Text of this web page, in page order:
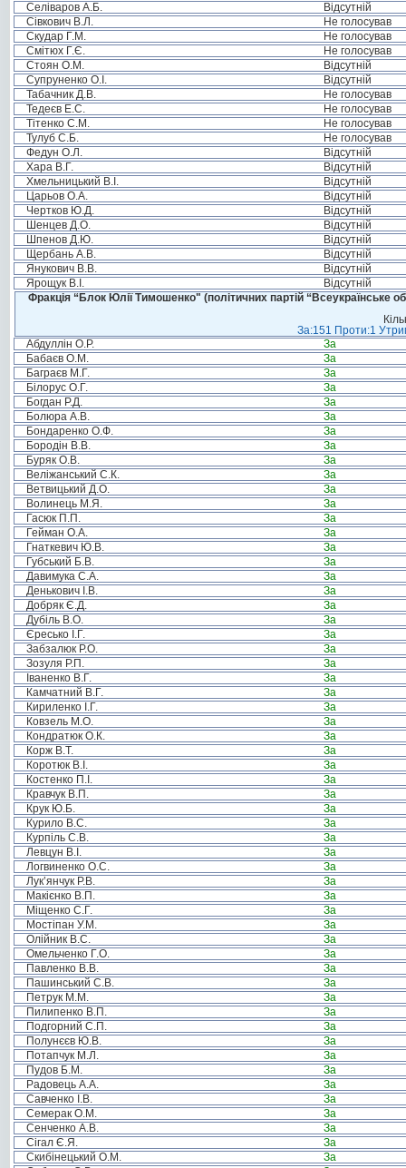
Селіваров А.Б.
Відсутній
Сівкович В.Л.
Не голосував
Скудар Г.М.
Не голосував
Смітюх Г.Є.
Не голосував
Стоян О.М.
Відсутній
Супруненко О.І.
Відсутній
Табачник Д.В.
Не голосував
Тедеєв Е.С.
Не голосував
Тітенко С.М.
Не голосував
Тулуб С.Б.
Не голосував
Федун О.Л.
Відсутній
Хара В.Г.
Відсутній
Хмельницький В.І.
Відсутній
Царьов О.А.
Відсутній
Чертков Ю.Д.
Відсутній
Шенцев Д.О.
Відсутній
Шпенов Д.Ю.
Відсутній
Щербань А.В.
Відсутній
Янукович В.В.
Відсутній
Ярощук В.І.
Відсутній
Фракція “Блок Юлії Тимошенко" (політичних партій “Всеукраїнське
За:151 Проти:1
Абдуллін О.Р.
За
Бабаєв О.М.
За
Баграєв М.Г.
За
Білорус О.Г.
За
Богдан Р.Д.
За
Болюра А.В.
За
Бондаренко О.Ф.
За
Бородін В.В.
За
Буряк О.В.
За
Веліжанський С.К.
За
Ветвицький Д.О.
За
Волинець М.Я.
За
Гасюк П.П.
За
Гейман О.А.
За
Гнаткевич Ю.В.
За
Губський Б.В.
За
Давимука С.А.
За
Денькович І.В.
За
Добряк Є.Д.
За
Дубіль В.О.
За
Єресько І.Г.
За
Забзалюк Р.О.
За
Зозуля Р.П.
За
Іваненко В.Г.
За
Камчатний В.Г.
За
Кириленко І.Г.
За
Ковзель М.О.
За
Кондратюк О.К.
За
Корж В.Т.
За
Коротюк В.І.
За
Костенко П.І.
За
Кравчук В.П.
За
Крук Ю.Б.
За
Курило В.С.
За
Курпіль С.В.
За
Левцун В.І.
За
Логвиненко О.С.
За
Лук’янчук Р.В.
За
Макієнко В.П.
За
Міщенко С.Г.
За
Мостіпан У.М.
За
Олійник В.С.
За
Омельченко Г.О.
За
Павленко В.В.
За
Пашинський С.В.
За
Петрук М.М.
За
Пилипенко В.П.
За
Подгорний С.П.
За
Полунєєв Ю.В.
За
Потапчук М.Л.
За
Пудов Б.М.
За
Радовець А.А.
За
Савченко І.В.
За
Семерак О.М.
За
Сенченко А.В.
За
Сігал Є.Я.
За
Скибінецький О.М.
За